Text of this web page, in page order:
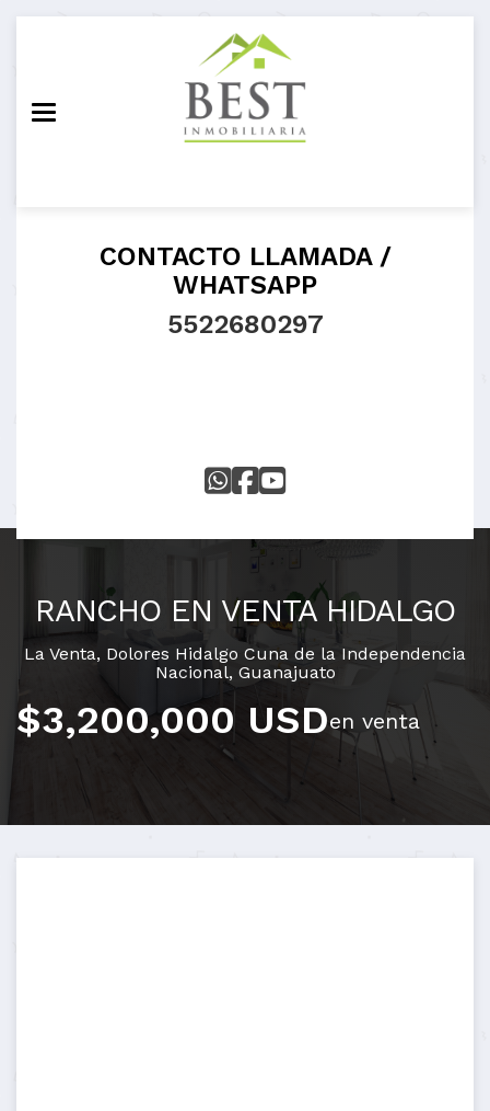
Toggle navigation
CONTACTO LLAMADA /
WHATSAPP
5522680297
RANCHO EN VENTA HIDALGO
La Venta, Dolores Hidalgo Cuna de la Independencia
Nacional, Guanajuato
$3,200,000 USDen venta